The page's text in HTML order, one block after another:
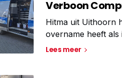
Verboon
Hitma uit Uithoorn
overname heeft als
activiteiten op het
Lees meer